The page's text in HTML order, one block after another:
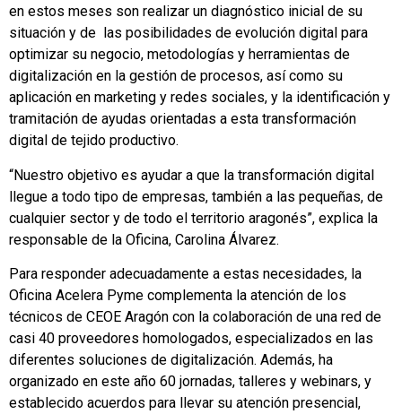
en estos meses son realizar un diagnóstico inicial de su
situación y de las posibilidades de evolución digital para
optimizar su negocio, metodologías y herramientas de
digitalización en la gestión de procesos, así como su
aplicación en marketing y redes sociales, y la identificación y
tramitación de ayudas orientadas a esta transformación
digital de tejido productivo.
“Nuestro objetivo es ayudar a que la transformación digital
llegue a todo tipo de empresas, también a las pequeñas, de
cualquier sector y de todo el territorio aragonés”, explica la
responsable de la Oficina, Carolina Álvarez.
Para responder adecuadamente a estas necesidades, la
Oficina Acelera Pyme complementa la atención de los
técnicos de CEOE Aragón con la colaboración de una red de
casi 40 proveedores homologados, especializados en las
diferentes soluciones de digitalización. Además, ha
organizado en este año 60 jornadas, talleres y webinars, y
establecido acuerdos para llevar su atención presencial,